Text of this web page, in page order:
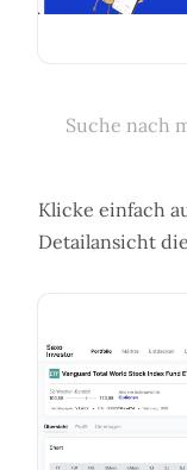
Suche nach
Klicke einfach
Detailansicht